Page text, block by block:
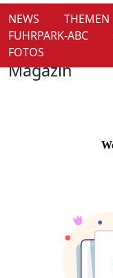
NEWS THEMEN
FUHRPARK-ABC
FOTOS
Home
Magazin